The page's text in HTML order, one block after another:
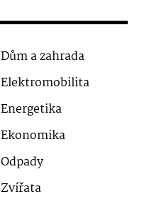
Dům a zahrada
Elektromobilita
Energetika
Ekonomika
Odpady
Zvířata